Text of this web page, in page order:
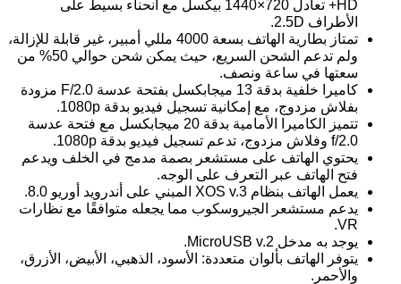
HD+ تعادل 720×1440 بيكسل مع انحناء بسيط على
الأطراف 2.5D.
تمتاز بطارية الهاتف بسعة 4000 مللي أمبير، غير قابلة للإزالة،
ولم تدعم الشحن السريع، حيث يمكن شحن حوالي 50% من
سعتها في ساعة ونصف.
كاميرا خلفية بدقة 13 ميجابكسل بفتحة عدسة F/2.0 مزودة
بفلاش مزدوج، مع إمكانية تسجيل فيديو بدقة 1080p.
تتميز الكاميرا الأمامية بدقة 20 ميجابكسل مع فتحة عدسة
f/2.0 وفلاش مزدوج، تدعم تسجيل فيديو بدقة 1080p.
يحتوي الهاتف على مستشعر بصمة مدمج في الخلف ويدعم
فتح الهاتف عبر التعرف على الوجه.
يعمل الهاتف بنظام XOS v.3 المبني على أندرويد أوريو 8.0.
يدعم مستشعر الجيروسكوب مما يجعله متوافقًا مع نظارات
VR.
يوجد به مدخل MicroUSB v.2.
يتوفر الهاتف بألوان متعددة: الأسود، الذهبي، الأبيض، الأزرق،
والأحمر.